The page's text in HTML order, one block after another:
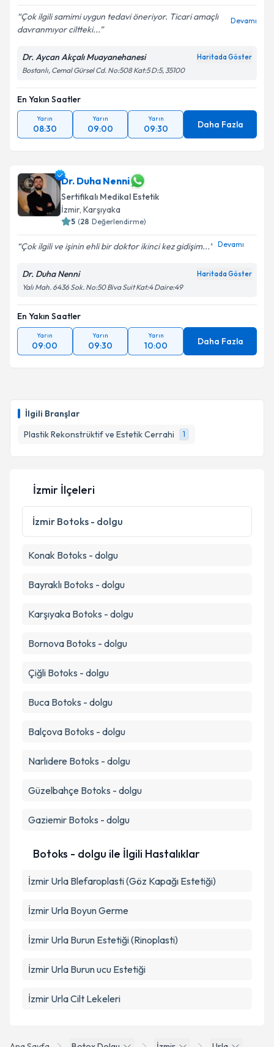
İlgili Branşlar
Plastik Rekonstrüktif ve Estetik Cerrahi
1
Çok ilgili samimi uygun tedavi öneriyor. Ticari amaçlı
davranmıyor ciltteki...
Devamı
Dr. Aycan Akçalı Muayanehanesi Haritada Göster
Bostanlı, Cemal Gürsel Cd. No:508 Kat:5 D:5, 35100
En Yakın Saatler
Yarın
08:30
Yarın
09:00
Yarın
09:30 Daha Fazla
Dr. Duha Nenni
Sertifikalı Medikal Estetik
İzmir, Karşıyaka
5 (28 Değerlendirme)
Çok ilgili ve işinin ehli bir doktor ikinci kez gidişim... Devamı
Dr. Duha Nenni Haritada Göster
Yalı Mah. 6436 Sok. No:50 Biva Suit Kat:4 Daire:49
En Yakın Saatler
Yarın
09:00
Yarın
09:30
Yarın
10:00 Daha Fazla
İzmir İlçeleri
İzmir Botoks - dolgu
Konak Botoks - dolgu
Bayraklı Botoks - dolgu
Karşıyaka Botoks - dolgu
Bornova Botoks - dolgu
Çiğli Botoks - dolgu
Buca Botoks - dolgu
Balçova Botoks - dolgu
Narlıdere Botoks - dolgu
Güzelbahçe Botoks - dolgu
Gaziemir Botoks - dolgu
Botoks - dolgu ile İlgili Hastalıklar
İzmir Urla Blefaroplasti (Göz Kapağı Estetiği)
İzmir Urla Boyun Germe
İzmir Urla Burun Estetiği (Rinoplasti)
İzmir Urla Burun ucu Estetiği
İzmir Urla Cilt Lekeleri